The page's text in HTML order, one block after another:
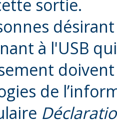
sortie.
à l'USB
de